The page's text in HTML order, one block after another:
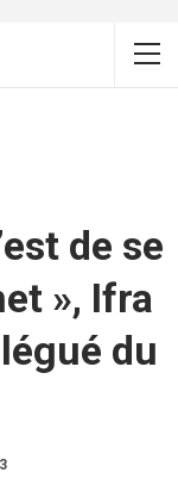
de se
», Ifra
du